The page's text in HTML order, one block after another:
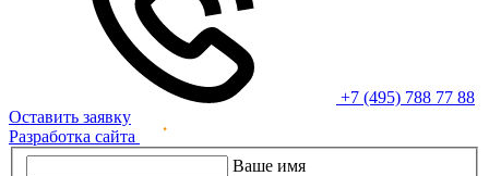
+7 (495) 788 77 88
Оставить заявку
Разработка сайта
Ваше имя